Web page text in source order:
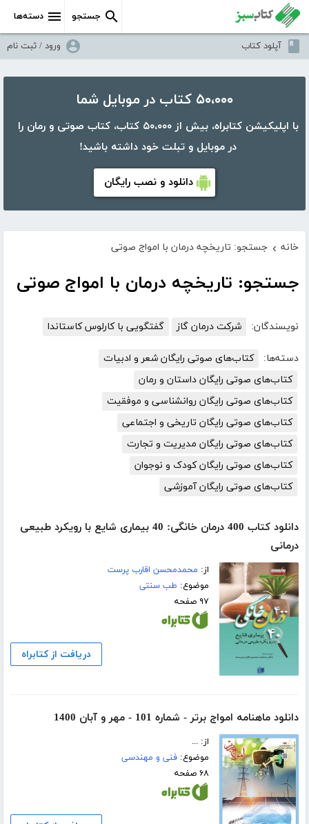
دسته‌ها جستجو
آپلود کتاب ورود / ثبت نام
۵۰،۰۰۰ کتاب در موبایل شما
با اپلیکیشن کتابراه، بیش از ۵۰،۰۰۰ کتاب، کتاب صوتی و رمان را
در موبایل و تبلت خود داشته باشید!
دانلود و نصب رایگان
خانه › جستجو: تاریخچه درمان با امواج صوتی
جستجو: تاریخچه درمان با امواج صوتی
نویسندگان: شرکت درمان گاز گفتگویی با کارلوس کاستاندا
دسته‌ها:
کتاب‌های صوتی رایگان شعر و ادبیات
کتاب‌های صوتی رایگان داستان و رمان
کتاب‌های صوتی رایگان روانشناسی و موفقیت
کتاب‌های صوتی رایگان تاریخی و اجتماعی
کتاب‌های صوتی رایگان مدیریت و تجارت
کتاب‌های صوتی رایگان کودک و نوجوان
کتاب‌های صوتی رایگان آموزشی
دانلود کتاب 400 درمان‌ خانگی: 40 بیماری شایع با رویکرد طبیعی
درمانی
از: محمدمحسن اقارب پرست
موضوع: طب سنتی
۹۷ صفحه
دریافت از کتابراه
دانلود ماهنامه امواج برتر - شماره 101 - مهر و آبان 1400
از: ...
موضوع:فنی و مهندسی
۶۸ صفحه